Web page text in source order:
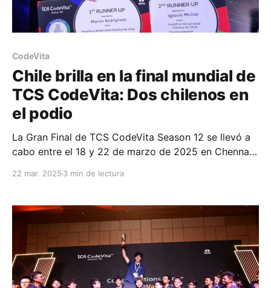
CodeVita
Chile brilla en la final mundial de
TCS CodeVita: Dos chilenos en
el podio
La Gran Final de TCS CodeVita Season 12 se llevó a
cabo entre el 18 y 22 de marzo de 2025 en Chennai,
96 países, este
22 mar. 2025 3 min de lectura